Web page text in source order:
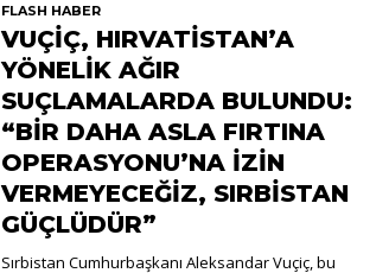
FLASH HABER
VUÇİÇ, HIRVATİSTAN’A
YÖNELİK AĞIR
SUÇLAMALARDA BULUNDU:
“BİR DAHA ASLA FIRTINA
OPERASYONU’NA İZİN
VERMEYECEĞİZ, SIRBİSTAN
GÜÇLÜDÜR”
Sırbistan Cumhurbaşkanı Aleksandar Vuçiç, bu